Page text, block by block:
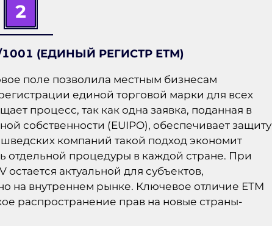
2
(ЕДИНЫЙ РЕГИСТР ЕТМ)
поле позволила местным бизнесам
единой торговой марки для всех
процесс, так как одна заявка, поданная в
собственности (EUIPO), обеспечивает защиту
компаний такой подход экономит
отдельной процедуры в каждой стране. При
актуальной для субъектов,
на внутреннем рынке. Ключевое отличие ЕТМ
распространение прав на новые страны-